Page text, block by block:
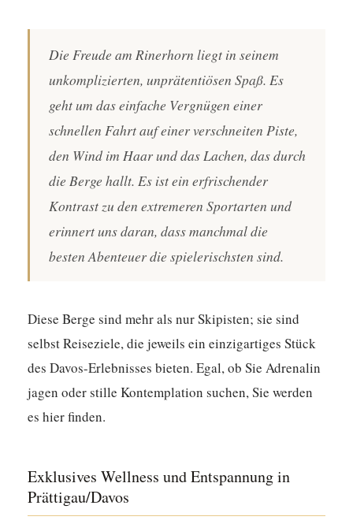
Die Freude am Rinerhorn liegt in seinem
unkomplizierten, unprätentiösen Spaß. Es
geht um das einfache Vergnügen einer
schnellen Fahrt auf einer verschneiten Piste,
den Wind im Haar und das Lachen, das durch
die Berge hallt. Es ist ein erfrischender
Kontrast zu den extremeren Sportarten und
erinnert uns daran, dass manchmal die
besten Abenteuer die spielerischsten sind.
Diese Berge sind mehr als nur Skipisten; sie sind
selbst Reiseziele, die jeweils ein einzigartiges Stück
des Davos-Erlebnisses bieten. Egal, ob Sie Adrenalin
jagen oder stille Kontemplation suchen, Sie werden
es hier finden.
Exklusives Wellness und Entspannung in
Prättigau/Davos